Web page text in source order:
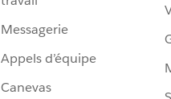
Messagerie
Appels d’équipe
Canevas